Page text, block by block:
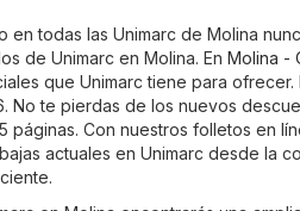
en todas las Unimarc de Molina
de Unimarc en Molina. En Molina -
que Unimarc tiene para
No te pierdas de los nuevos
páginas. Con nuestros folletos en
actuales en Unimarc desde la